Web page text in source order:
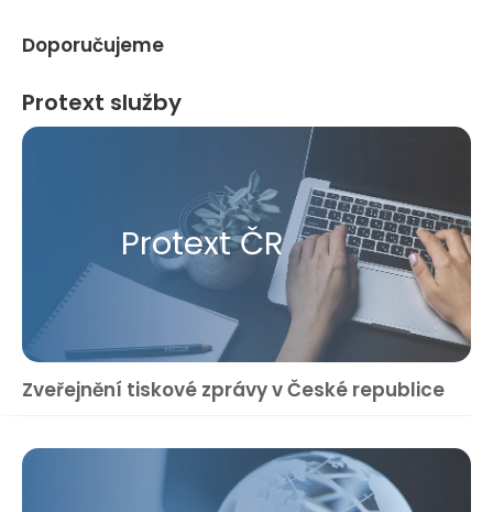
Doporučujeme
Protext služby
Protext ČR
Zveřejnění tiskové zprávy v České republice